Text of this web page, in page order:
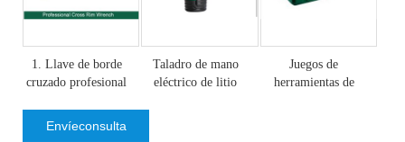
1. Llave de borde
cruzado profesional
Taladro de mano
eléctrico de litio
Juegos de
herramientas de
Envíeconsulta